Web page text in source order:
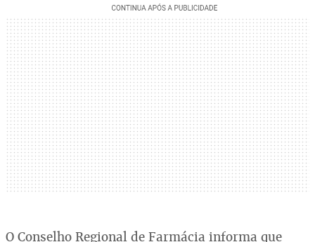
O Conselho Regional de Farmácia informa que